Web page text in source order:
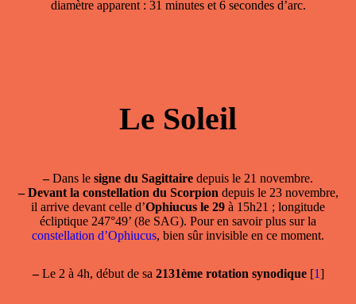
diamètre apparent : 31 minutes et 6 secondes d’arc.
Le Soleil
–Dans le signe du Sagittaire depuis le 21 novembre.
– Devant la constellation du Scorpion depuis le 23 novembre,
il arrive devant celle d’Ophiucus le 29 à 15h21 ; longitude
écliptique 247°49’ (8e SAG). Pour en savoir plus sur la
constellation d’Ophiucus, bien sûr invisible en ce moment.
–Le 2 à 4h, début de sa 2131ème rotation synodique[1]